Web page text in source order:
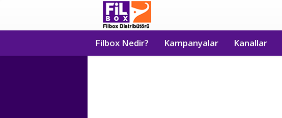
Filbox Nedir? Kampanyalar Kanallar